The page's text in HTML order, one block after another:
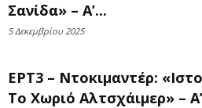
Σανίδα» – Α’...
5 Δεκεμβρίου 2025
ΕΡΤ3 – Ντοκιμαντέρ:
Το Χωριό Αλτσχάιμερ» –